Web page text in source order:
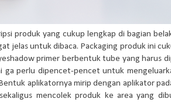
produk yang cukup lengkap di bagian
jelas untuk dibaca. Packaging produk ini
primer berbentuk tube yang harus
ga perlu dipencet-pencet untuk
aplikatornya mirip dengan aplikator
mencolek produk ke area yang